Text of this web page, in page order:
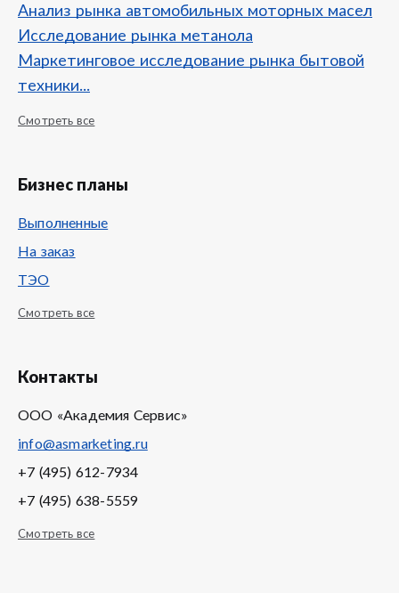
Анализ рынка автомобильных моторных масел
Исследование рынка метанола
Маркетинговое исследование рынка бытовой
техники...
Смотреть все
Бизнес планы
Выполненные
На заказ
ТЭО
Смотреть все
Контакты
ООО «Академия Сервис»
info@asmarketing.ru
+7 (495) 612-7934
+7 (495) 638-5559
Смотреть все